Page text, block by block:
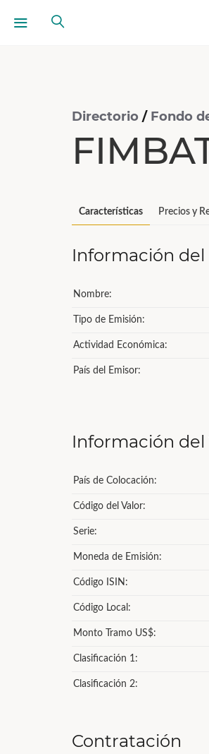
Directorio / Fondo
Características Precios y
Información del
Nombre:
Tipo de Emisión:
Actividad Económica:
País del Emisor:
Información del
País de Colocación:
Código del Valor:
Serie:
Moneda de Emisión:
Código ISIN:
Código Local:
Monto Tramo US$:
Clasificación 1:
Clasificación 2:
Contratación